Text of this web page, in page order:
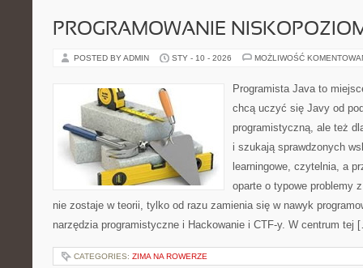
PROGRAMOWANIE
POSTED BY ADMIN STY - 10 - 2026 MOŻLIWOŚĆ
Programista Java to
chcą uczyć się Javy od
programistyczną, ale też
i szukają sprawdzonych
learningowe, czytelnia, a
oparte o typowe problemy
nie zostaje w teorii, tylko od razu zamienia się w nawyk
narzędzia programistyczne i Hackowanie i CTF-y. W centrum tej
CATEGORIES: ZIMA NA ROWERZE